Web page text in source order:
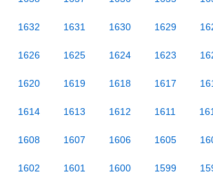
1632 1631 1630 1629
1626 1625 1624 1623
1620 1619 1618 1617
1614 1613 1612 1611
1608 1607 1606 1605
1602 1601 1600 1599